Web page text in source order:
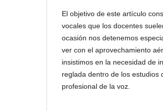
El objetivo de este artículo
vocales que los docentes
ocasión nos detenemos
ver con el aprovechamiento
insistimos en la necesidad de
reglada dentro de los estudios
profesional de la voz.